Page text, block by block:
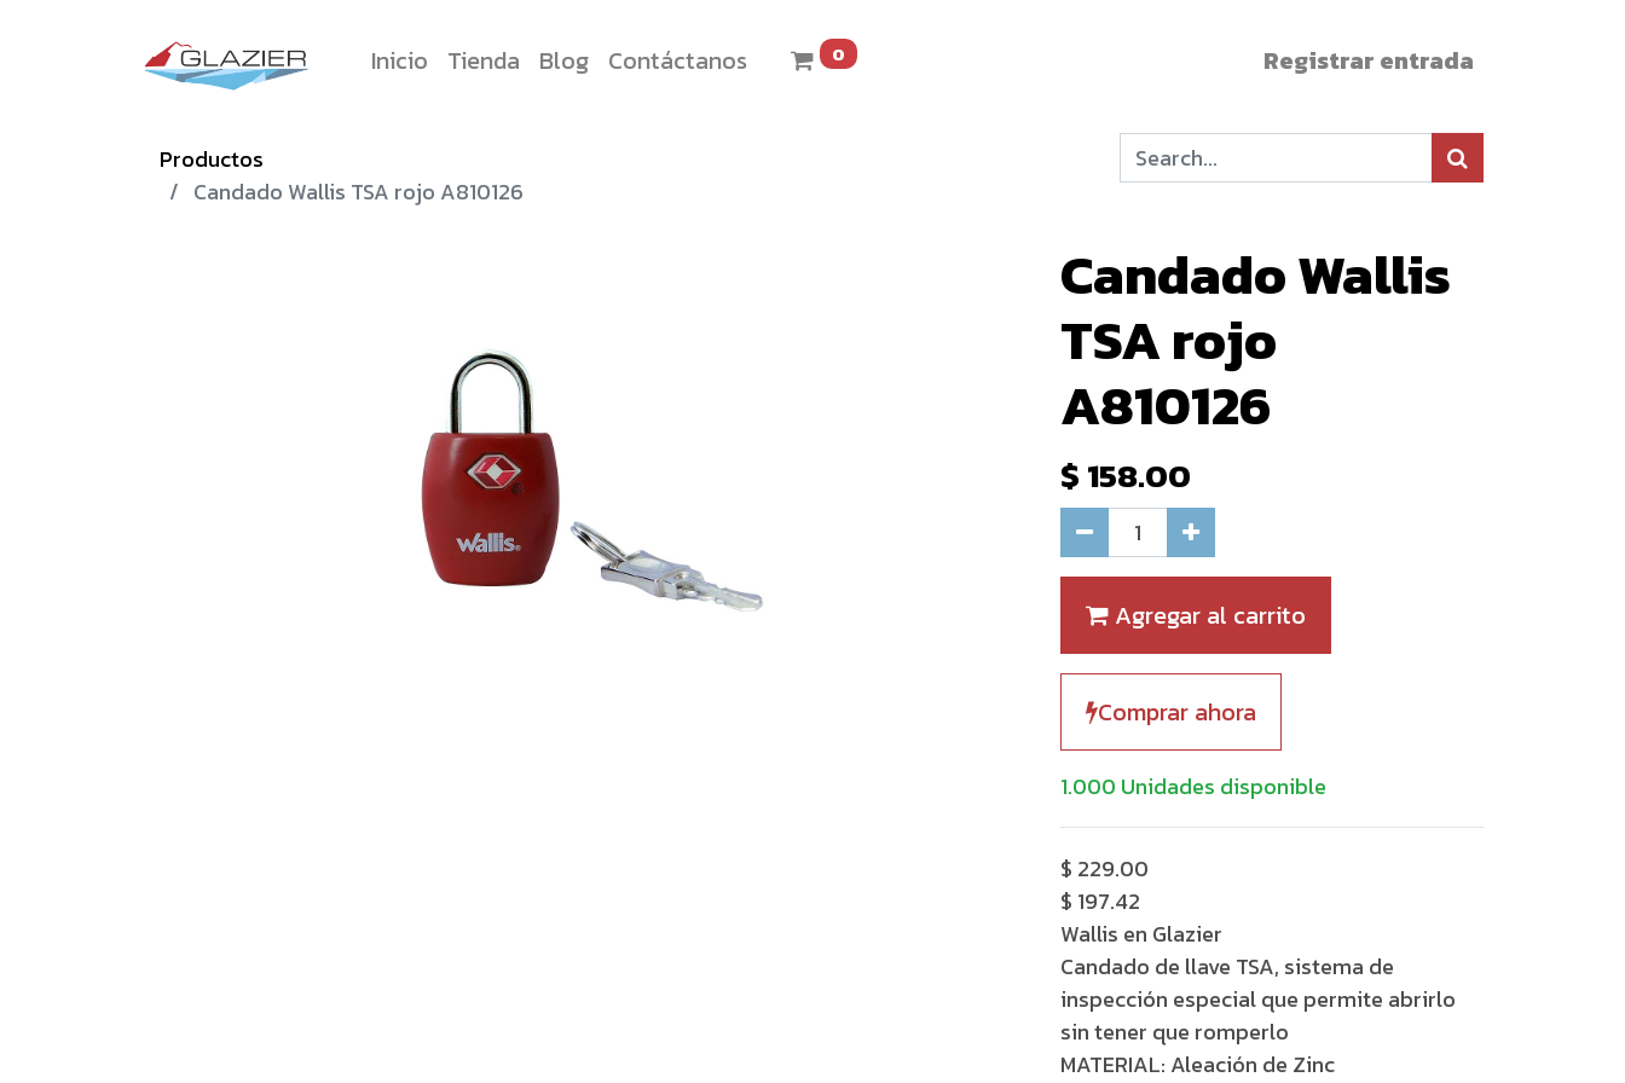
Inicio Tienda Blog Contáctanos 0 Registrar entrada
Productos
Candado Wallis TSA rojo A810126
Candado Wallis
TSA rojo
A810126
$158.00
Agregar al carrito
Comprar ahora
1.000 Unidades disponible
$ 229.00
$ 197.42
Wallis en Glazier
Candado de llave TSA, sistema de
inspección especial que permite abrirlo
sin tener que romperlo
MATERIAL: Aleación de Zinc